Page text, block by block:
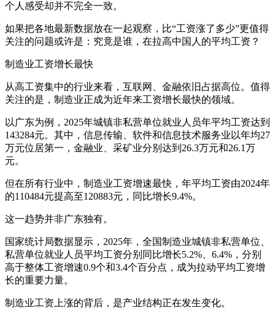
个人感受却并不完全一致。
如果把各地最新数据放在一起观察，比“工资涨了多少”更值得
关注的问题或许是：究竟是谁，在拉高中国人的平均工资？
制造业工资增长最快
从高工资集中的行业来看，互联网、金融依旧占据高位。值得
关注的是，制造业正成为近年来工资增长最快的领域。
以广东为例，2025年城镇非私营单位就业人员年平均工资达到
143284元。其中，信息传输、软件和信息技术服务业以年均27
万元位居第一，金融业、采矿业分别达到26.3万元和26.1万
元。
但在所有行业中，制造业工资增速最快，年平均工资由2024年
的110484元提高至120883元，同比增长9.4%。
这一趋势并非广东独有。
国家统计局数据显示，2025年，全国制造业城镇非私营单位、
私营单位就业人员平均工资分别同比增长5.2%、6.4%，分别
高于整体工资增速0.9个和3.4个百分点，成为拉动平均工资增
长的重要力量。
制造业工资上涨的背后，是产业结构正在发生变化。